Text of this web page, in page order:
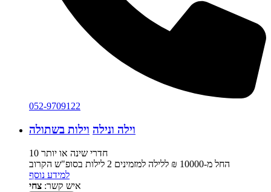
052-9709122
וילה ונילה וילות בשתולה
10 חדרי שינה או יותר
החל מ-‏10000 ₪ ללילה למזמינים 2 לילות בסופ"ש הקרוב
למידע נוסף
איש קשר: צחי